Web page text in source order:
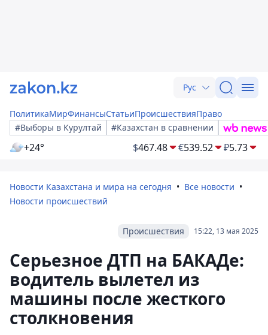
Рус
ПолитикаМирФинансыСтатьиПроисшествияПраво
#Выборы в Курултай
#Казахстан в сравнении
+24° $467.48 €539.52 ₽5.73
Новости Казахстана и мира на сегодня
Все новости
Новости происшествий
15:22, 13 мая 2025
Происшествия
Серьезное ДТП на БАКАДе:
водитель вылетел из
машины после жесткого
столкновения